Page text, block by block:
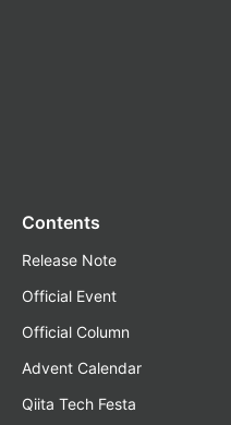
Contents
Release Note
Official Event
Official Column
Advent Calendar
Qiita Tech Festa